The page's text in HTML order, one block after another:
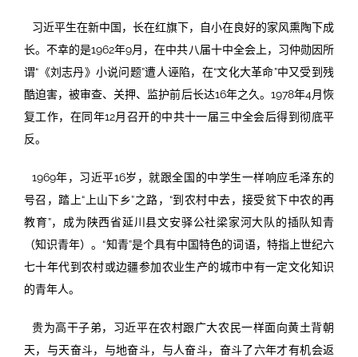
习近平生在新中国，长在红旗下，自小在良好的家风熏陶下成
长。不幸的是1962年9月，在中共八届十中全会上，习仲勋因所
谓“《刘志丹》小说问题”遭人诬陷，在“文化大革命”中又受到残
酷迫害，被审查、关押、监护前后长达16年之久。1978年4月恢
复工作，在同年12月召开的中共十一届三中全会后得到彻底平
反。
1969年，习近平16岁，就跟全国的中学生一样响应毛泽东的
号召，踏上“上山下乡”之路，“到农村中去，接受贫下中农的再
教育”，成为陕西省延川县文安驿公社梁家河大队的插队知青
（知识青年）。“知青”是个具有中国特色的词语，特指上世纪六
七十年代到农村或边疆参加农业生产的城市中有一定文化知识
的青年人。
贵为高干子弟，习近平在农村跟广大农民一样面向黄土背朝
天，与天奋斗，与地奋斗，与人奋斗，奋斗了六年才有机会返